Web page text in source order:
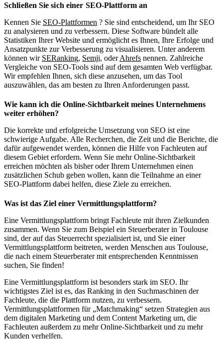
Schließen Sie sich einer SEO-Plattform an
Kennen Sie SEO-Plattformen ? Sie sind entscheidend, um Ihr SEO
zu analysieren und zu verbessern. Diese Software bündelt alle
Statistiken Ihrer Website und ermöglicht es Ihnen, Ihre Erfolge und
Ansatzpunkte zur Verbesserung zu visualisieren. Unter anderem
können wir SERanking, Semji, oderAhrefs nennen. Zahlreiche
Vergleiche von SEO-Tools sind auf dem gesamten Web verfügbar.
Wir empfehlen Ihnen, sich diese anzusehen, um das Tool
auszuwählen, das am besten zu Ihren Anforderungen passt.
Wie kann ich die Online-Sichtbarkeit meines Unternehmens
weiter erhöhen?
Die korrekte und erfolgreiche Umsetzung von SEO ist eine
schwierige Aufgabe. Alle Recherchen, die Zeit und die Berichte, die
dafür aufgewendet werden, können die Hilfe von Fachleuten auf
diesem Gebiet erfordern. Wenn Sie mehr Online-Sichtbarkeit
erreichen möchten als bisher oder Ihrem Unternehmen einen
zusätzlichen Schub geben wollen, kann die Teilnahme an einer
SEO-Plattform dabei helfen, diese Ziele zu erreichen.
Was ist das Ziel einer Vermittlungsplattform?
Eine Vermittlungsplattform bringt Fachleute mit ihren Zielkunden
zusammen. Wenn Sie zum Beispiel ein Steuerberater in Toulouse
sind, der auf das Steuerrecht spezialisiert ist, und Sie einer
Vermittlungsplattform beitreten, werden Menschen aus Toulouse,
die nach einem Steuerberater mit entsprechenden Kenntnissen
suchen, Sie finden!
Eine Vermittlungsplattform ist besonders stark im SEO. Ihr
wichtigstes Ziel ist es, das Ranking in den Suchmaschinen der
Fachleute, die die Plattform nutzen, zu verbessern.
Vermittlungsplattformen für „Matchmaking“ setzen Strategien aus
dem digitalen Marketing und dem Content Marketing um, die
Fachleuten außerdem zu mehr Online-Sichtbarkeit und zu mehr
Kunden verhelfen.